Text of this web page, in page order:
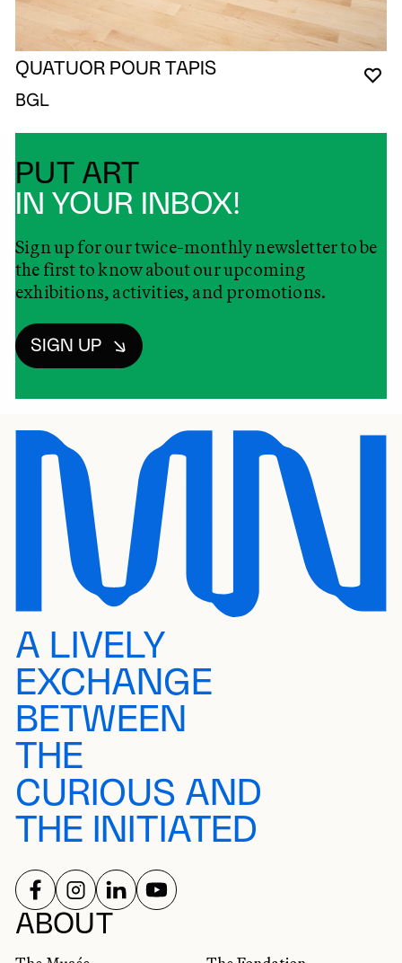
QUATUOR POUR TAPIS
BGL
PUT ART
IN YOUR INBOX!
Sign up for our twice-monthly newsletter to be
the first to know about our upcoming
exhibitions, activities, and promotions.
SIGN UP
A LIVELY
EXCHANGE
BETWEEN
THE
CURIOUS AND
THE INITIATED
ABOUT
SOCIAL NETWORKS
FOLLOW US ON
FOLLOW US ON
FOLLOW US ON
FOLLOW US ON